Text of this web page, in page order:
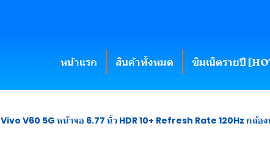
หน้าแรก สินค้าทั้งหมด ซิมเน็ตรายปี
Vivo V60 5G หน้าจอ 6.77 นิ้ว HDR 10+ Refresh Rate 120Hz กล้อ